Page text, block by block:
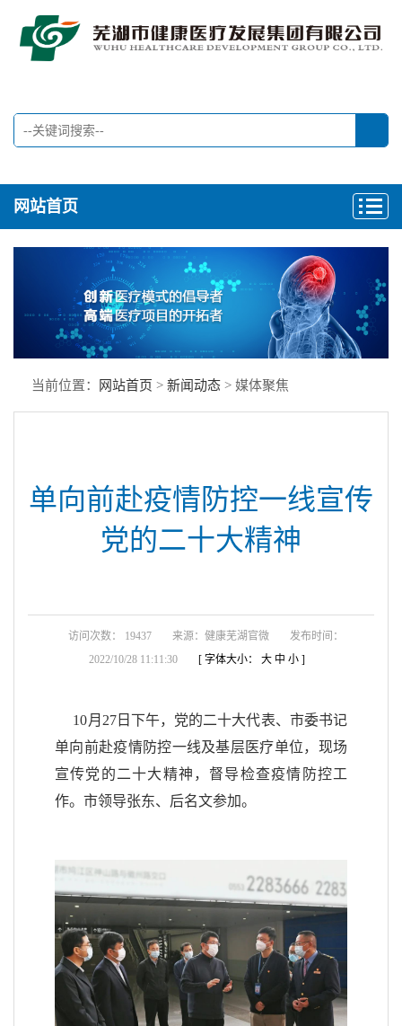
网站首页
当前位置： 网站首页 > 新闻动态 > 媒体聚焦
单向前赴疫情防控一线宣传
党的二十大精神
访问次数： 19437 来源：健康芜湖官微
发布时间：
2022/10/28 11:11:30
[ 字体大小： 大 中 小]
10月27日下午，党的二十大代表、市委书记
单向前赴疫情防控一线及基层医疗单位，现场
宣传党的二十大精神，督导检查疫情防控工
作。市领导张东、后名文参加。